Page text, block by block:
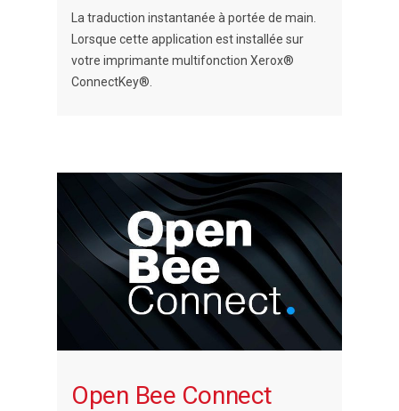
La traduction instantanée à portée de main.
Lorsque cette application est installée sur
votre imprimante multifonction Xerox®
ConnectKey®.
Open Bee Connect